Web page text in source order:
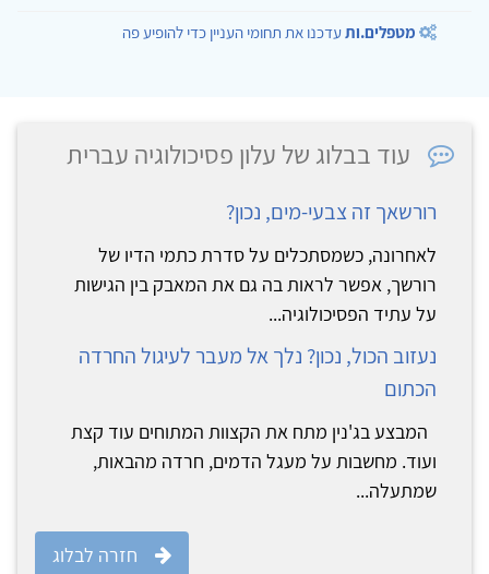
מטפלים.ותעדכנו את תחומי העניין כדי להופיע פה
עוד בבלוג של עלון פסיכולוגיה עברית
רורשאך זה צבעי-מים, נכון?
לאחרונה, כשמסתכלים על סדרת כתמי הדיו של
רורשך, אפשר לראות בה גם את המאבק בין הגישות
על עתיד הפסיכולוגיה...
נעזוב הכול, נכון? נלך אל מעבר לעיגול החרדה
הכתום
המבצע בג'נין מתח את הקצוות המתוחים עוד קצת
ועוד. מחשבות על מעגל הדמים, חרדה מהבאות,
שמתעלה...
חזרה לבלוג